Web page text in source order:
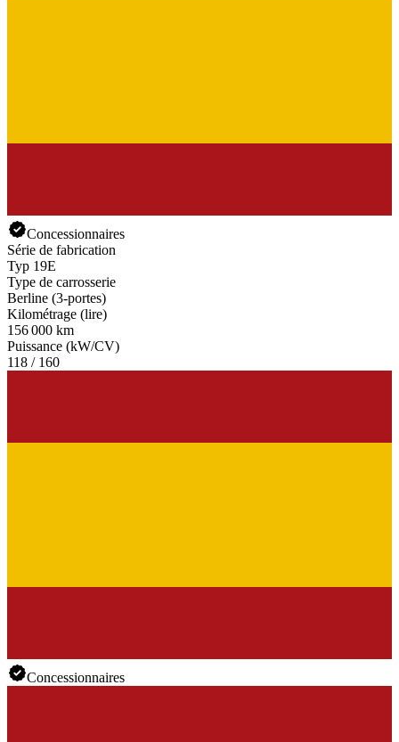
Concessionnaires
Série de fabrication
Typ 19E
Type de carrosserie
Berline (3-portes)
Kilométrage (lire)
156 000 km
Puissance (kW/CV)
118 / 160
Concessionnaires